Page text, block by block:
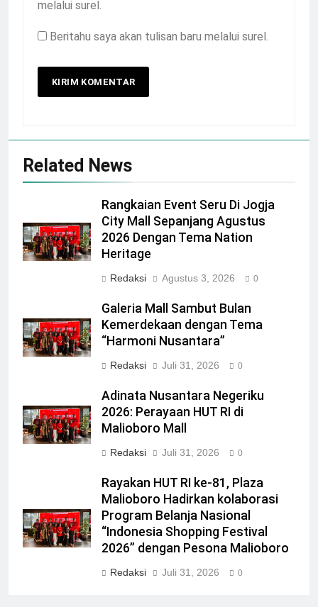
melalui surel.
Beritahu saya akan tulisan baru melalui surel.
Related News
Rangkaian Event Seru Di Jogja
City Mall Sepanjang Agustus
2026 Dengan Tema Nation
Heritage
Redaksi Agustus 3, 2026 0
Galeria Mall Sambut Bulan
Kemerdekaan dengan Tema
“Harmoni Nusantara”
Redaksi Juli 31, 2026 0
Adinata Nusantara Negeriku
2026: Perayaan HUT RI di
Malioboro Mall
Redaksi Juli 31, 2026 0
Rayakan HUT RI ke-81, Plaza
Malioboro Hadirkan kolaborasi
Program Belanja Nasional
“Indonesia Shopping Festival
2026” dengan Pesona Malioboro
Redaksi Juli 31, 2026 0